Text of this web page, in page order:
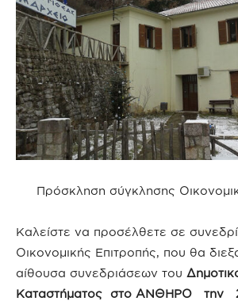
Πρόσκληση σύγκλησης
Καλείστε να προσέλθετε σε
Οικονομικής Επιτροπής, που θα
αίθουσα συνεδριάσεων του
Καταστήματος στο ΑΝΘΗΡΟ την